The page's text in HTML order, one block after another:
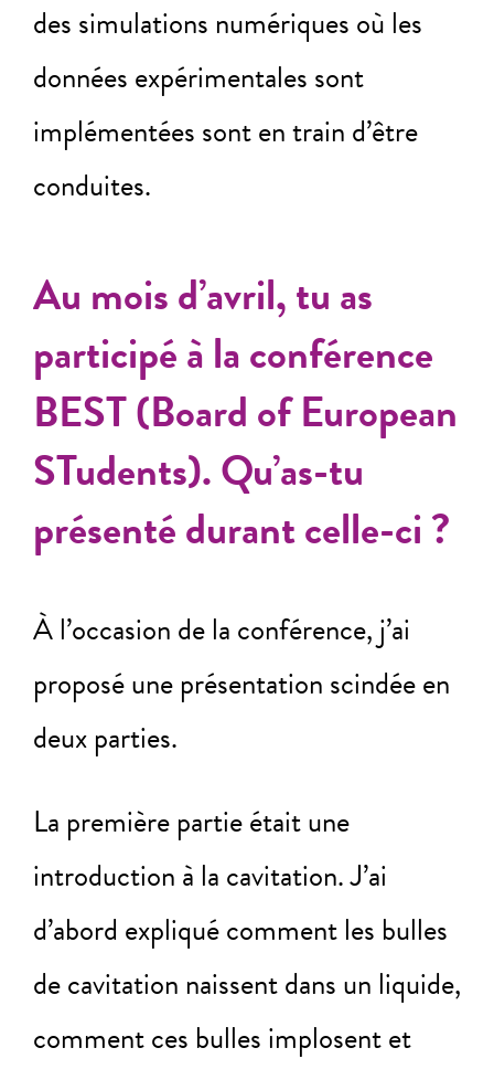
des simulations numériques où les
données expérimentales sont
implémentées sont en train d’être
conduites.
Au mois d’avril, tu as
participé à la conférence
BEST (Board of European
STudents). Qu’as-tu
présenté durant celle-ci ?
À l’occasion de la conférence, j’ai
proposé une présentation scindée en
deux parties.
La première partie était une
introduction à la cavitation. J’ai
d’abord expliqué comment les bulles
de cavitation naissent dans un liquide,
comment ces bulles implosent et